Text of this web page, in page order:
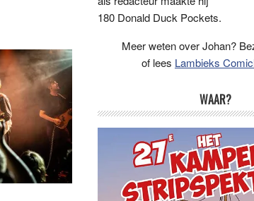
180 Donald Duck Pockets.
Meer weten over Johan?
of lees Lambieks
WAAR?